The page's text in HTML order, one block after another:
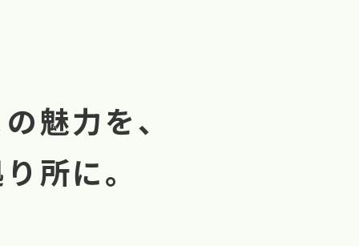
魅力を、
所に。